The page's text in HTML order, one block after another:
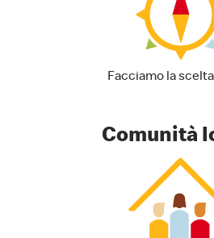
Facciamo la
Comunità